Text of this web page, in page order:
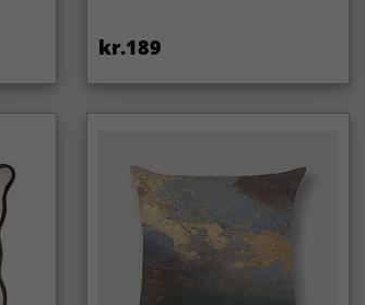
kr.189